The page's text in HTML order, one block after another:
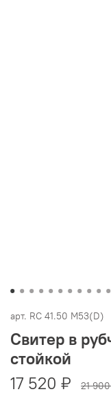
арт. RC 41.50 M53(D)
Свитер в
стойкой
17 520 ₽
21